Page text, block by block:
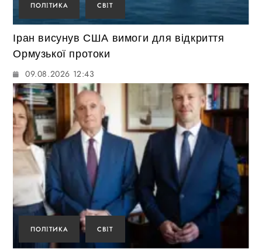
ПОЛІТИКА СВІТ
Іран висунув США вимоги для відкриття
Ормузької протоки
09.08.2026 12:43
ПОЛІТИКА СВІТ